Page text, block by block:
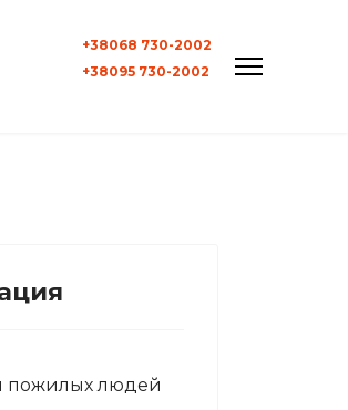
+38068 730-2002
+38095 730-2002
пожилых людей